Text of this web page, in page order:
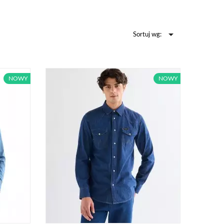
facet
jakości
odznaczają
jeden sezon.
i fasonów koszul.
mniej lub
Sortuj wg: 
NOWY NOWY